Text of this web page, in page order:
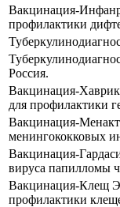
Вакцинация-
профилактики
Россия.
Вакцинация-
для профилактики
Вакцинация-
менингококковых
Вакцинация-
вируса папилломы
Вакцинация-Клещ
профилактики